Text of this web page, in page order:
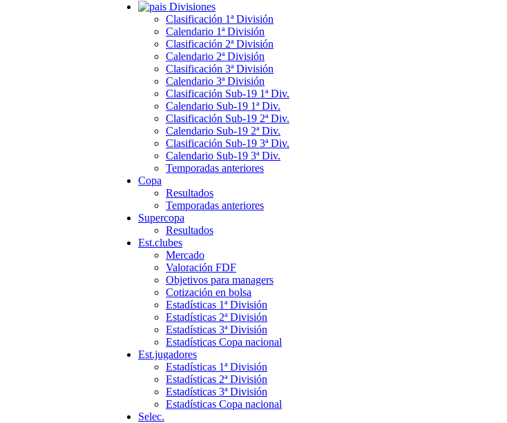
Divisiones
Clasificación 1ª División
Calendario 1ª División
Clasificación 2ª División
Calendario 2ª División
Clasificación 3ª División
Calendario 3ª División
Clasificación Sub-19 1ª Div.
Calendario Sub-19 1ª Div.
Clasificación Sub-19 2ª Div.
Calendario Sub-19 2ª Div.
Clasificación Sub-19 3ª Div.
Calendario Sub-19 3ª Div.
Temporadas anteriores
Copa
Resultados
Temporadas anteriores
Supercopa
Resultados
Est.clubes
Mercado
Valoración FDF
Objetivos para managers
Cotización en bolsa
Estadísticas 1ª División
Estadísticas 2ª División
Estadísticas 3ª División
Estadísticas Copa nacional
Est.jugadores
Estadísticas 1ª División
Estadísticas 2ª División
Estadísticas 3ª División
Estadísticas Copa nacional
Selec.